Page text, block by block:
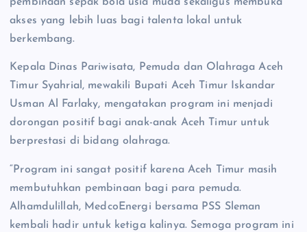
pembinaan sepak bola usia muda sekaligus membuka
akses yang lebih luas bagi talenta lokal untuk
berkembang.
Kepala Dinas Pariwisata, Pemuda dan Olahraga Aceh
Timur Syahrial, mewakili Bupati Aceh Timur Iskandar
Usman Al Farlaky, mengatakan program ini menjadi
dorongan positif bagi anak-anak Aceh Timur untuk
berprestasi di bidang olahraga.
“Program ini sangat positif karena Aceh Timur masih
membutuhkan pembinaan bagi para pemuda.
Alhamdulillah, MedcoEnergi bersama PSS Sleman
kembali hadir untuk ketiga kalinya. Semoga program ini